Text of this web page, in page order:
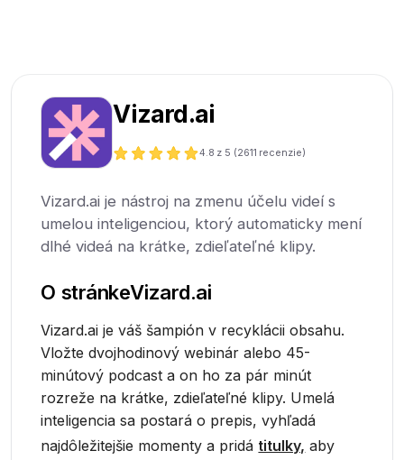
Vizard.ai
4.8 z 5 (2611 recenzie)
Vizard.ai je nástroj na zmenu účelu videí s
umelou inteligenciou, ktorý automaticky mení
dlhé videá na krátke, zdieľateľné klipy.
O stránkeVizard.ai
Vizard.ai je váš šampión v recyklácii obsahu.
Vložte dvojhodinový webinár alebo 45-
minútový podcast a on ho za pár minút
rozreže na krátke, zdieľateľné klipy. Umelá
inteligencia sa postará o prepis, vyhľadá
najdôležitejšie momenty a pridá titulky, aby